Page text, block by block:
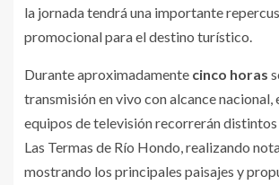
la jornada tendrá una importante
promocional para el destino turístico.
Durante aproximadamente cinco horas
transmisión en vivo con alcance nacional,
equipos de televisión recorrerán
Las Termas de Río Hondo, realizando
mostrando los principales paisajes y